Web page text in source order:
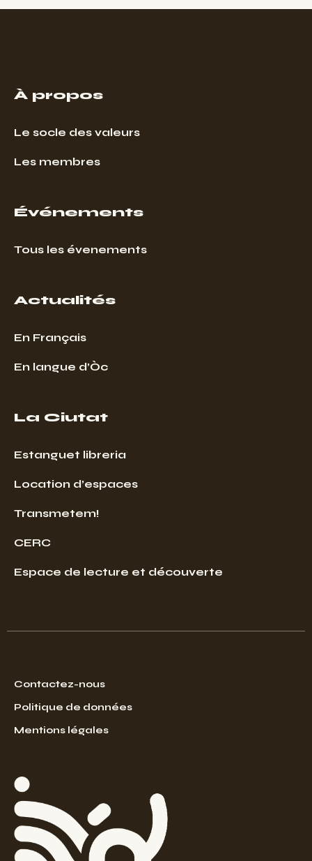
À propos
Le socle des valeurs
Les membres
Événements
Tous les évenements
Actualités
En Français
En langue d’Òc
La Ciutat
Estanguet libreria
Location d’espaces
Transmetem!
CERC
Espace de lecture et découverte
Contactez-nous
Politique de données
Mentions légales